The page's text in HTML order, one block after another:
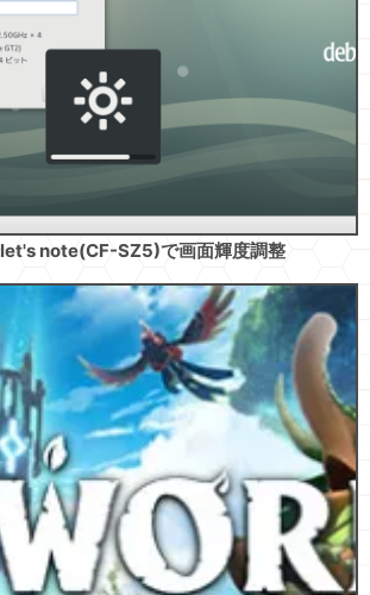
note(CF-SZ5)で画面輝度調整